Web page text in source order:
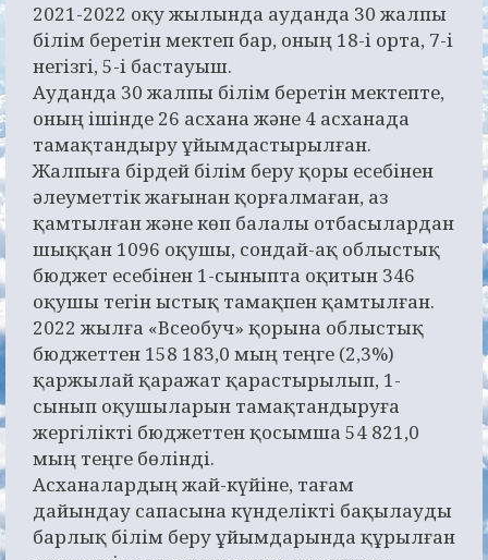
2021-2022 оқу жылында ауданда 30 жалпы
білім беретін мектеп бар, оның 18-і орта, 7-і
негізгі, 5-і бастауыш.
Ауданда 30 жалпы білім беретін мектепте,
оның ішінде 26 асхана және 4 асханада
тамақтандыру ұйымдастырылған.
Жалпыға бірдей білім беру қоры есебінен
әлеуметтік жағынан қорғалмаған, аз
қамтылған және көп балалы отбасылардан
шыққан 1096 оқушы, сондай-ақ облыстық
бюджет есебінен 1-сыныпта оқитын 346
оқушы тегін ыстық тамақпен қамтылған.
2022 жылға «Всеобуч» қорына облыстық
бюджеттен 158 183,0 мың теңге (2,3%)
қаржылай қаражат қарастырылып, 1-
сынып оқушыларын тамақтандыруға
жергілікті бюджеттен қосымша 54 821,0
мың теңге бөлінді.
Асханалардың жай-күйіне, тағам
дайындау сапасына күнделікті бақылауды
барлық білім беру ұйымдарында құрылған